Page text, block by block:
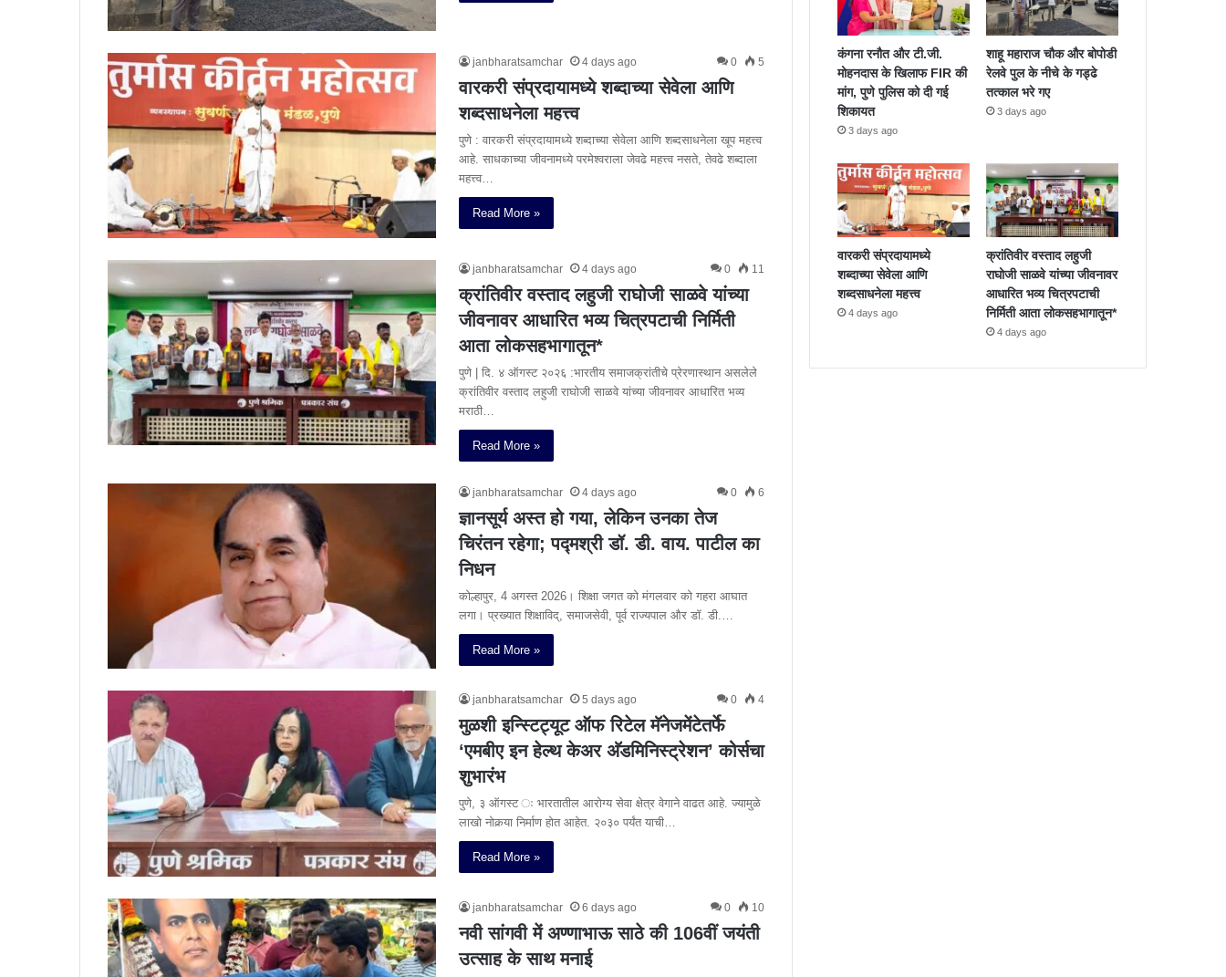
janbharatsamchar 4 days ago 0 5
वारकरी संप्रदायामध्ये शब्दाच्या सेवेला आणि
शब्दसाधनेला महत्त्व
पुणे : वारकरी संप्रदायामध्ये शब्दाच्या सेवेला आणि शब्दसाधनेला खूप महत्त्व
आहे. साधकाच्या जीवनामध्ये परमेश्वराला जेवढे महत्त्व नसते, तेवढे शब्दाला
महत्त्व…
Read More »
janbharatsamchar 4 days ago 0 11
क्रांतिवीर वस्ताद लहुजी राघोजी साळवे यांच्या
जीवनावर आधारित भव्य चित्रपटाची निर्मिती
आता लोकसहभागातून*
पुणे | दि. ४ ऑगस्ट २०२६ :भारतीय समाजक्रांतीचे प्रेरणास्थान असलेले
क्रांतिवीर वस्ताद लहुजी राघोजी साळवे यांच्या जीवनावर आधारित भव्य
मराठी…
Read More »
janbharatsamchar 4 days ago 0 6
ज्ञानसूर्य अस्त हो गया, लेकिन उनका तेज
चिरंतन रहेगा; पद्मश्री डॉ. डी. वाय. पाटील का
निधन
कोल्हापुर, 4 अगस्त 2026। शिक्षा जगत को मंगलवार को गहरा आघात
लगा। प्रख्यात शिक्षाविद्, समाजसेवी, पूर्व राज्यपाल और डॉ. डी.…
Read More »
janbharatsamchar 5 days ago 0 4
मुळशी इन्स्टिट्यूट ऑफ रिटेल मॅनेजमेंटेतर्फे
‘एमबीए इन हेल्थ केअर अ‍ॅडमिनिस्ट्रेशन’ कोर्सचा
शुभारंभ
पुणे, ३ ऑगस्ट ः भारतातील आरोग्य सेवा क्षेत्र वेगाने वाढत आहे. ज्यामुळे
लाखो नोकर्‍या निर्माण होत आहेत. २०३० पर्यंत याची…
Read More »
janbharatsamchar 6 days ago 0 10
नवी सांगवी में अण्णाभाऊ साठे की 106वीं जयंती
उत्साह के साथ मनाई
कंगना रनौत और टी.जी.
मोहनदास के खिलाफ FIR की
मांग, पुणे पुलिस को दी गई
शिकायत
3 days ago
शाहू महाराज चौक और बोपोडी
रेलवे पुल के नीचे के गड्ढे
तत्काल भरे गए
3 days ago
वारकरी संप्रदायामध्ये
शब्दाच्या सेवेला आणि
शब्दसाधनेला महत्त्व
4 days ago
क्रांतिवीर वस्ताद लहुजी
राघोजी साळवे यांच्या जीवनावर
आधारित भव्य चित्रपटाची
निर्मिती आता लोकसहभागातून*
4 days ago